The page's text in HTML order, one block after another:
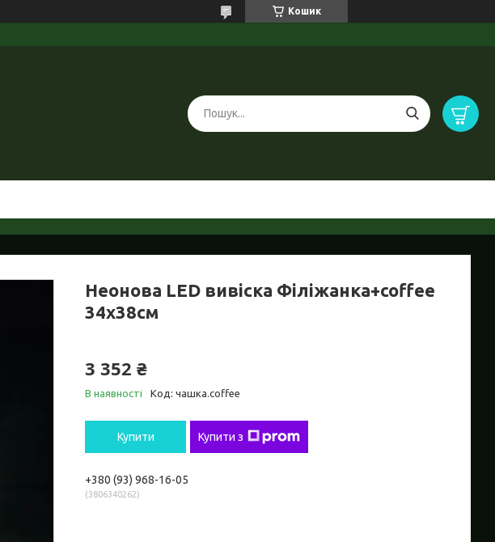
Кошик
Неонова LED вивіска Філіжанка+coffee
34х38cм
3 352 ₴
В наявності Код: чашка.coffee
Купити Купити з
+380 (93) 968-16-05
3806340262